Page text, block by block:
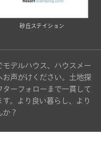
砂丘ステイション
デルハウス、ハウスメー
お声がけください。土地探
ターフォローまで一貫して
。より良い暮らし、より
か？